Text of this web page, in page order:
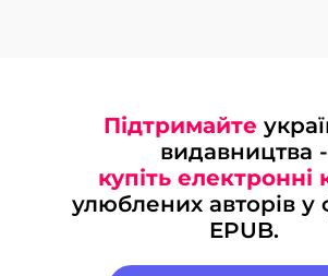
Підтримайте
видавництва -
купіть електронні
улюблених авторів у
EPUB.